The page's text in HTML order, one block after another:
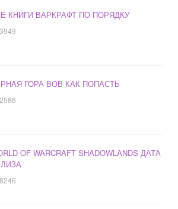
КНИГИ ВАРКРАФТ ПО ПОРЯДКУ
ГОРА ВОВ КАК ПОПАСТЬ
OF WARCRAFT SHADOWLANDS ДАТА